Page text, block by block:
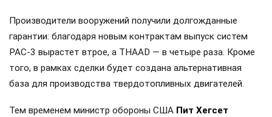
Производители вооружений получили долгожданные
гарантии: благодаря новым контрактам выпуск систем
PAC-3 вырастет втрое, а THAAD — в четыре раза. Кроме
того, в рамках сделки будет создана альтернативная
база для производства твердотопливных двигателей.
Тем временем министр обороны США Пит Хегсет